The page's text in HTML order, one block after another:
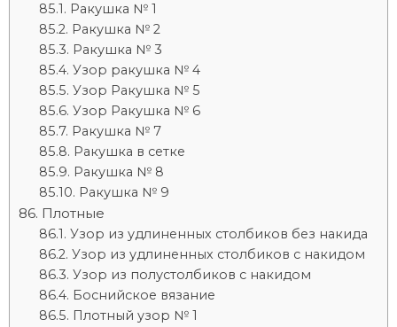
Ракушка № 1
Ракушка № 2
Ракушка № 3
Узор ракушка № 4
Узор Ракушка № 5
Узор Ракушка № 6
Ракушка № 7
Ракушка в сетке
Ракушка № 8
Ракушка № 9
Плотные
Узор из удлиненных столбиков без накида
Узор из удлиненных столбиков с накидом
Узор из полустолбиков с накидом
Боснийское вязание
Плотный узор № 1